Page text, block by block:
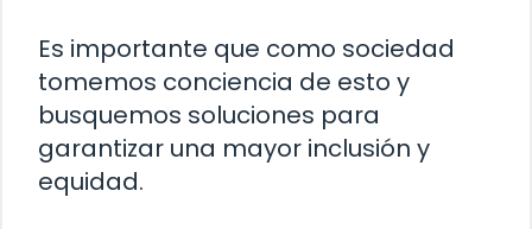
Es importante que como sociedad
tomemos conciencia de esto y
busquemos soluciones para
garantizar una mayor inclusión y
equidad.